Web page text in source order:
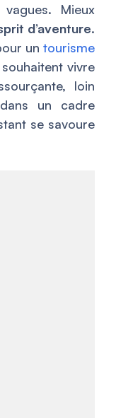
Mieux
d’aventure.
un tourisme
vivre
loin
un cadre
se savoure